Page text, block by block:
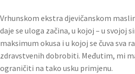
Vrhunskom ekstra djevičanskom
daje se uloga začina, u kojoj – u svojoj
maksimum okusa i u kojoj se čuva sva
zdravstvenih dobrobiti. Međutim, mi
ograničiti na tako usku primjenu.